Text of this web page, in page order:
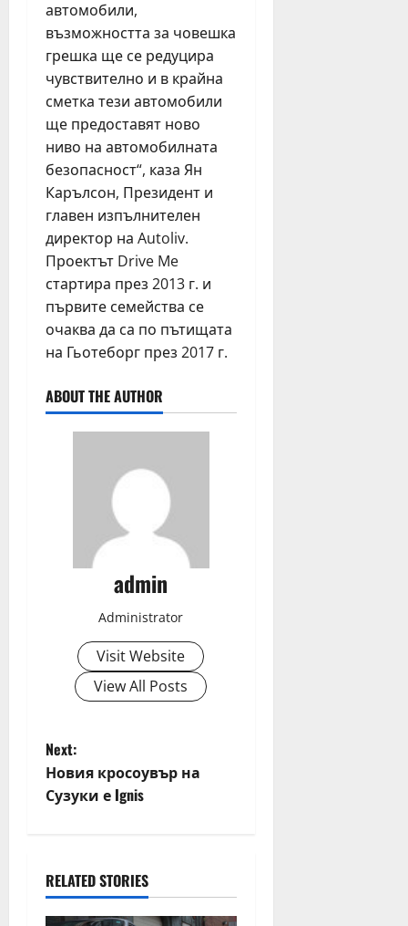
автомобили,
възможността за човешка
грешка ще се редуцира
чувствително и в крайна
сметка тези автомобили
ще предоставят ново
ниво на автомобилната
безопасност“, каза Ян
Карълсон, Президент и
главен изпълнителен
директор на Autoliv.
Проектът Drive Me
стартира през 2013 г. и
първите семейства се
очаква да са по пътищата
на Гьотеборг през 2017 г.
ABOUT THE AUTHOR
admin
Administrator
Visit Website
View All Posts
P
o
t
n
Next:
Новия кросоувър на
Сузуки е Ignis
RELATED STORIES